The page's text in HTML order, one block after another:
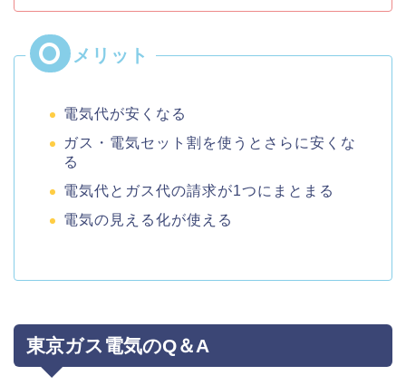
電気代が安くなる
ガス・電気セット割を使うとさらに安くな
る
電気代とガス代の請求が1つにまとまる
電気の見える化が使える
東京ガス電気のQ＆A